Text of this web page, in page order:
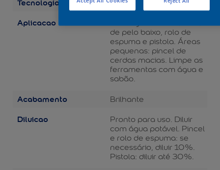
Balance
Aplicacao
de pelo baixo, rolo de
espuma e pistola. Áreas
pequenas: pincel de
cerdas macias. Limpe as
ferramentas com água e
sabão.
Acabamento Brilhante
Diluicao
Pronto para uso. Diluir
com água potável. Pincel
e rolo de espuma: se
necessário, diluir 10%.
Pistola: diluir até 30%.